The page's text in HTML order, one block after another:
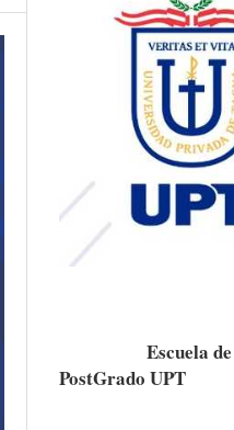
Escuela de
PostGrado UPT